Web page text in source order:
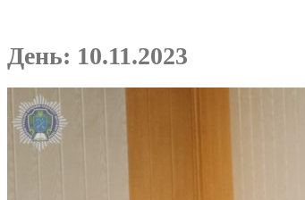
День: 10.11.2023